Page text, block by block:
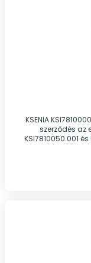
KSENIA
szerződés az
KSI7810050.001